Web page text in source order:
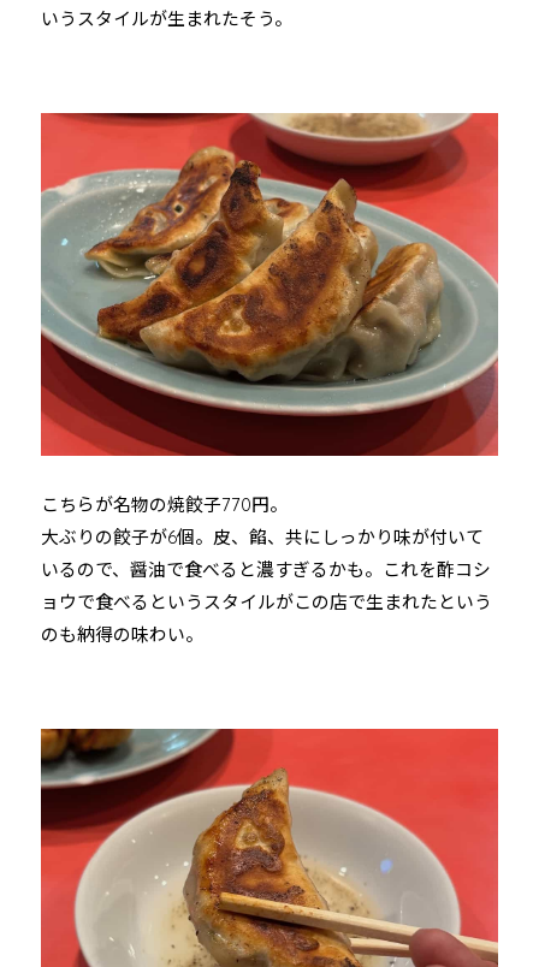
いうスタイルが生まれたそう。
こちらが名物の焼餃子770円。
大ぶりの餃子が6個。皮、餡、共にしっかり味が付いて
いるので、醤油で食べると濃すぎるかも。これを酢コシ
ョウで食べるというスタイルがこの店で生まれたという
のも納得の味わい。